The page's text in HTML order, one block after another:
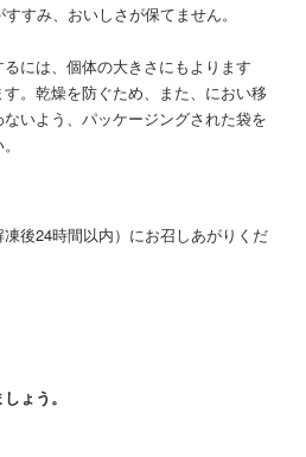
すみ、おいしさが保てません。
には、個体の大きさにもよります
。乾燥を防ぐため、また、におい移
いよう、パッケージングされた袋を
後24時間以内）にお召しあがりくだ
ょう。